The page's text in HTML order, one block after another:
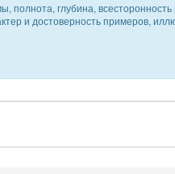
полнота, глубина,
и достоверность примеров,